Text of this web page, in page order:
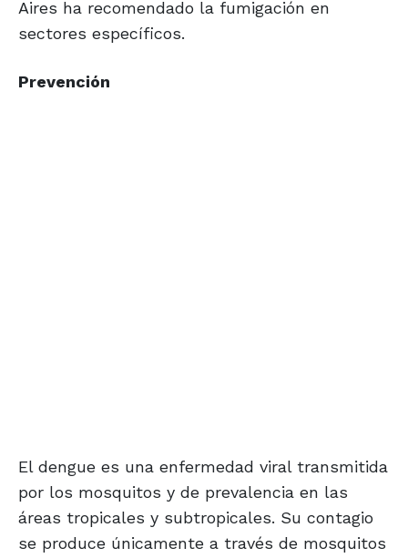
Aires ha recomendado la fumigación en
sectores específicos.
Prevención
El dengue es una enfermedad viral transmitida
por los mosquitos y de prevalencia en las
áreas tropicales y subtropicales. Su contagio
se produce únicamente a través de mosquitos